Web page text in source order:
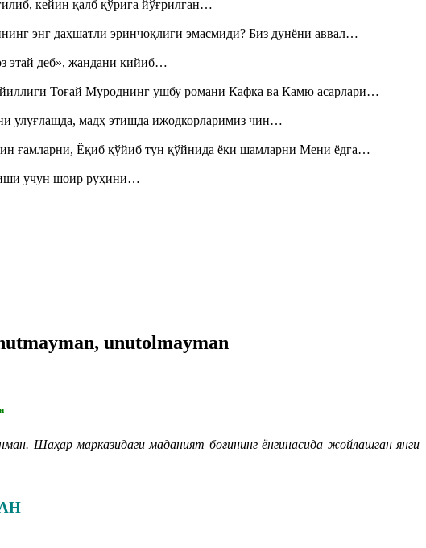
кейин қалб қўрига йўғрилган…
энг даҳшатли эринчоқлиги эмасмиди? Биз дунёни аввал…
этай деб», жандани кийиб…
йиллиги Тоғай Муроднинг ушбу романи Кафка ва Камю асарлари…
улуғлашда, мадҳ этишда ижодкорларимиз чин…
ғамларни, Ёқиб қўйиб тун қўйнида ёки шамларни Мени ёдга…
учун шоир руҳини…
unutolmayman
Шаҳар марказидаги маданият боғининг ёнгинасида жойлашган янги